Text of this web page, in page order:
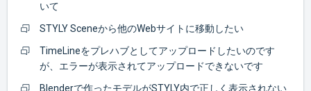
いて
STYLY Sceneから他のWebサイトに移動したい
TimeLineをプレハブとしてアップロードしたいのです
が、エラーが表示されてアップロードできないです
Blenderで作ったモデルがSTYLY内で正しく表示されない